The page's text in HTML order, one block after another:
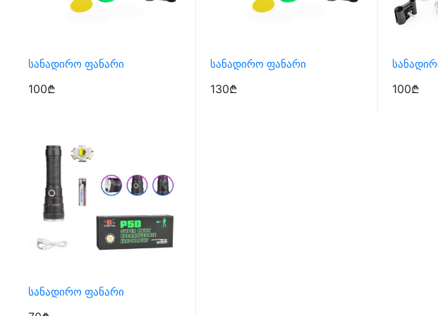
Სანადირო Ფანარი
100₾
Სანადირო Ფანარი
130₾ 100₾
Სანადირო Ფანარი